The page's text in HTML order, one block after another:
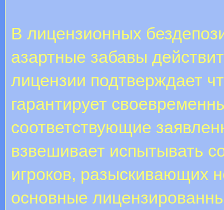
В лицензионных
азартные забавы
лицензии подтверждает
гарантирует
соответствующие
взвешивает испытывать
игроков, разыскивающих
основные